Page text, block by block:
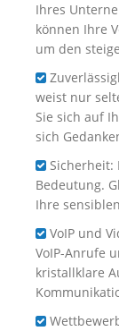
Ihres
können Ihre
um den
weist nur
Sie sich auf
sich
Sicherheit:
Bedeutung.
Ihre
VoIP und
VoIP-Anrufe
kristallklare